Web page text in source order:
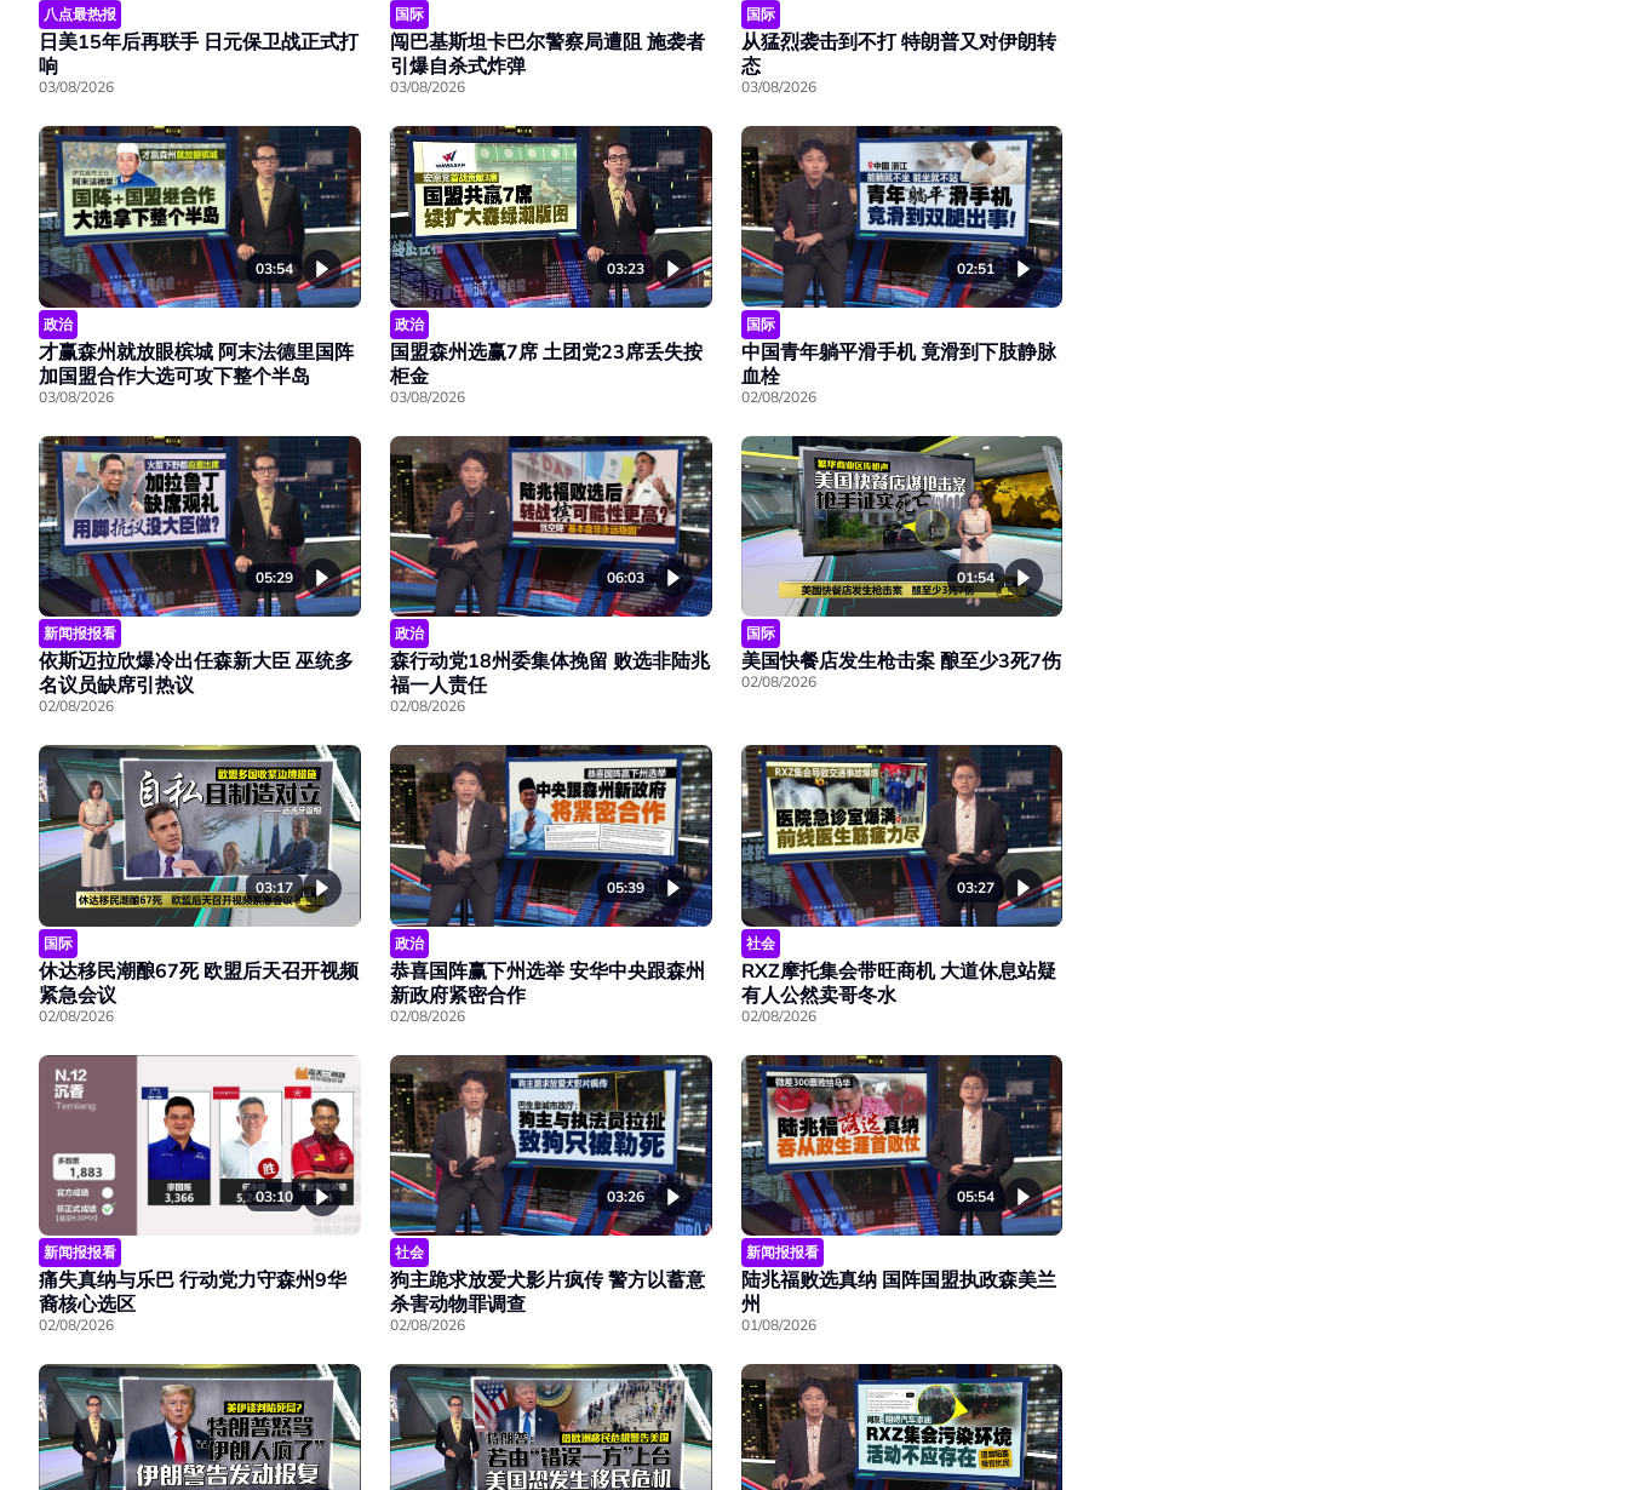
八点最热报
日美15年后再联手 日元保卫战正式打
响
03/08/2026
国际
闯巴基斯坦卡巴尔警察局遭阻 施袭者
引爆自杀式炸弹
03/08/2026
国际
从猛烈袭击到不打 特朗普又对伊朗转
态
03/08/2026
03:54
政治
才赢森州就放眼槟城 阿末法德里国阵
加国盟合作大选可攻下整个半岛
03/08/2026
03:23
政治
国盟森州选赢7席 土团党23席丢失按
柜金
03/08/2026
02:51
国际
中国青年躺平滑手机 竟滑到下肢静脉
血栓
02/08/2026
05:29
新闻报报看
依斯迈拉欣爆冷出任森新大臣 巫统多
名议员缺席引热议
02/08/2026
06:03
政治
森行动党18州委集体挽留 败选非陆兆
福一人责任
02/08/2026
01:54
国际
美国快餐店发生枪击案 酿至少3死7伤
02/08/2026
03:17
国际
休达移民潮酿67死 欧盟后天召开视频
紧急会议
02/08/2026
05:39
政治
恭喜国阵赢下州选举 安华中央跟森州
新政府紧密合作
02/08/2026
03:27
社会
RXZ摩托集会带旺商机 大道休息站疑
有人公然卖哥冬水
02/08/2026
03:10
新闻报报看
痛失真纳与乐巴 行动党力守森州9华
裔核心选区
02/08/2026
03:26
社会
狗主跪求放爱犬影片疯传 警方以蓄意
杀害动物罪调查
02/08/2026
05:54
新闻报报看
陆兆福败选真纳 国阵国盟执政森美兰
州
01/08/2026